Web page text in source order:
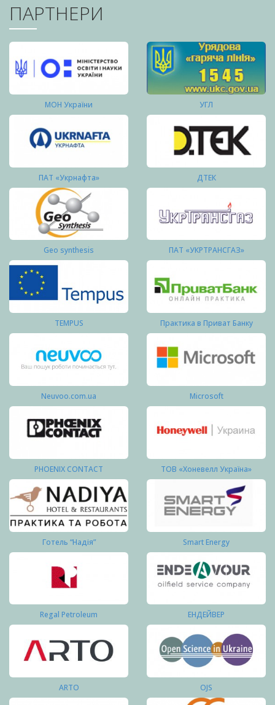
ПАРТНЕРИ
МОН України УГЛ
ПАТ «Укрнафта» ДТЕК
Geo synthesis ПАТ «УКРТРАНСГАЗ»
TEMPUS Практика в Приват Банку
Neuvoo.com.ua Microsoft
PHOENIX CONTACT ТОВ «Хоневелл Україна»
Готель “Надія” Smart Energy
Regal Petroleum ЕНДЕЙВЕР
ARTO OJS